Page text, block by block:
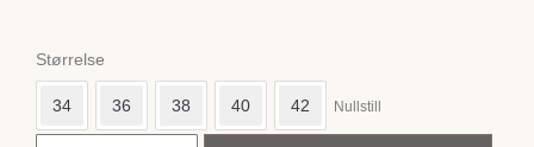
Størrelse
34 36 38 40 42 Nullstill